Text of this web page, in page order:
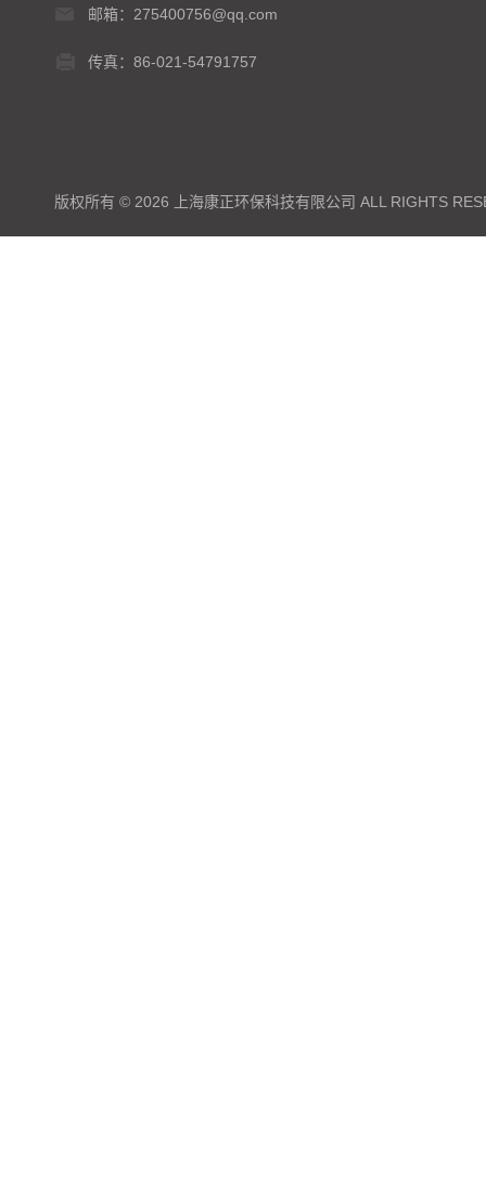
邮箱：275400756@qq.com
传真：86-021-54791757
版权所有 © 2026 上海康正环保科技有限公司 ALL RIGHTS